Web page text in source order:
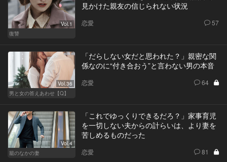
Vol.1
復讐
見かけた親友の信じられない状況
恋愛 57
Vol.36
男と女の答えあわせ【Q】
「だらしない女だと思われた？」親密な関
係なのに“付き合おう”と言わない男の本音
恋愛 64
Vol.4
籠のなかの妻
「これでゆっくりできるだろ？」家事育児
を一切しない夫からの計らいは、より妻を
苦しめるものだった
恋愛 81